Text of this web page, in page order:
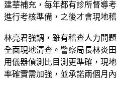
建華補充，每年都有診所督導
進行考核準備，之後才會現地稽
林亮君強調，雖有稽查人力問
全面現地清查。警察局長林炎
用儀器偵測比目測更準確，現
率確實需加強，並承諾兩個月內